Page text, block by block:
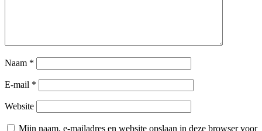
Naam *
E-mail *
Website
Mijn naam, e-mailadres en website opslaan in deze browser voor